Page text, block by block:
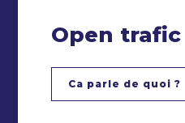
Open trafic
Ca parle de quoi ?